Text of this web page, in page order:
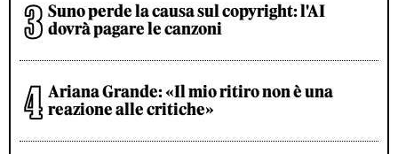
Suno perde la causa sul copyright: l'AI
dovrà pagare le canzoni
Ariana Grande: «Il mio ritiro non è una
reazione alle critiche»